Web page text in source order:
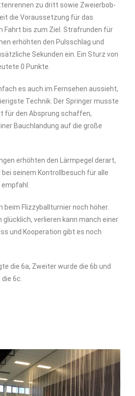
zu dritt sowie Zweierbob-
die Voraussetzung für das
Fahrt bis zum Ziel. Strafrunden für
erhöhten den Pulsschlag und
Sekunden ein. Ein Sturz von
0 Punkte.
es auch im Fernsehen aussieht,
Technik. Der Springer musste
für den Absprung schaffen,
Bauchlandung auf die große
erhöhten den Lärmpegel derart,
seinem Kontrollbesuch für alle
beim Flizzyballturnier noch höher.
glücklich, verlieren kann manch einer
und Kooperation gibt es noch
die 6a, Zweiter wurde die 6b und
6c.